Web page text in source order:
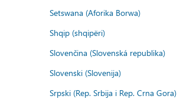
Setswana (Aforika Borwa)
Shqip (shqipëri)
Slovenčina (Slovenská republika)
Slovenski (Slovenija)
Srpski (Rep. Srbija i Rep. Crna Gora)